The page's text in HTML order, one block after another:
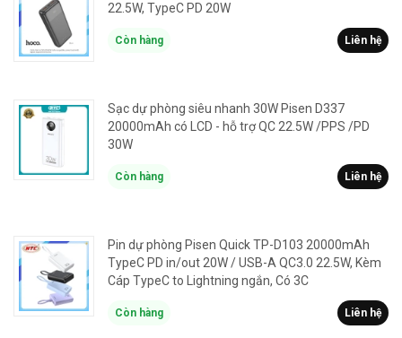
22.5W, TypeC PD 20W
Còn hàng Liên hệ
Sạc dự phòng siêu nhanh 30W Pisen D337
20000mAh có LCD - hỗ trợ QC 22.5W /PPS /PD
30W
Còn hàng Liên hệ
Pin dự phòng Pisen Quick TP-D103 20000mAh
TypeC PD in/out 20W / USB-A QC3.0 22.5W, Kèm
Cáp TypeC to Lightning ngắn, Có 3C
Còn hàng Liên hệ